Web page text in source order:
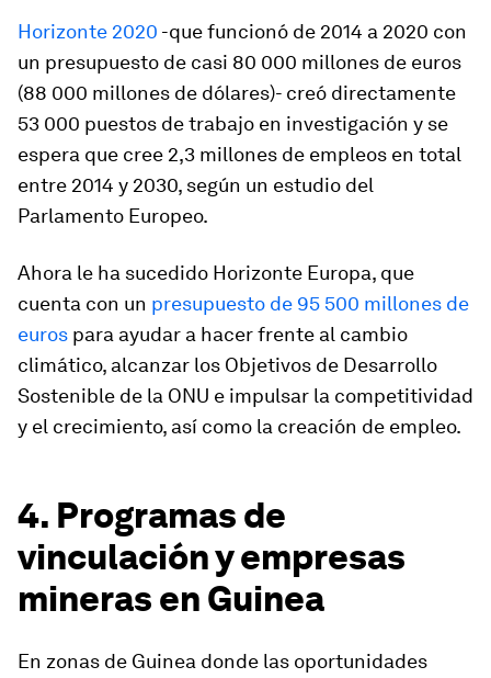
Horizonte 2020 -que funcionó de 2014 a 2020 con
un presupuesto de casi 80 000 millones de euros
(88 000 millones de dólares)- creó directamente
53 000 puestos de trabajo en investigación y se
espera que cree 2,3 millones de empleos en total
entre 2014 y 2030, según un estudio del
Parlamento Europeo.
Ahora le ha sucedido Horizonte Europa, que
cuenta con un presupuesto de 95 500 millones de
euros para ayudar a hacer frente al cambio
climático, alcanzar los Objetivos de Desarrollo
Sostenible de la ONU e impulsar la competitividad
y el crecimiento, así como la creación de empleo.
4. Programas de
vinculación y empresas
mineras en Guinea
En zonas de Guinea donde las oportunidades